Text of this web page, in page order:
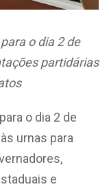
o dia 2 de
partidárias
o dia 2 de
urnas para
e